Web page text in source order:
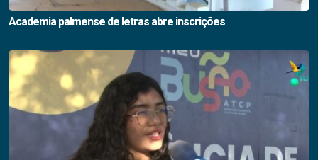
Academia palmense de letras abre inscrições